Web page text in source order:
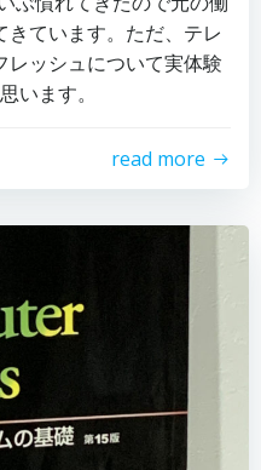
きています。ただ、テレ
レッシュについて実体験
います。
read more